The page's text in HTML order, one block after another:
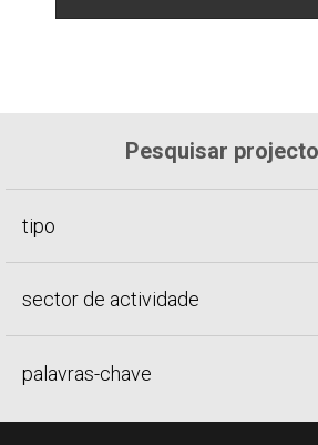
Pesquisar
tipo
sector de actividade